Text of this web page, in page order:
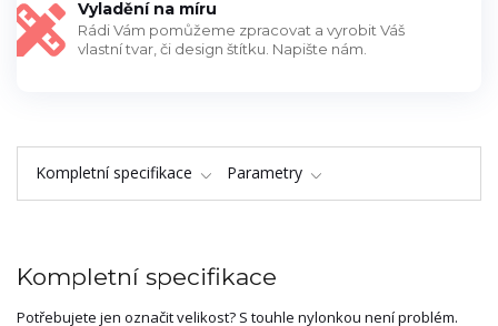
Vyladění na míru
Rádi Vám pomůžeme zpracovat a vyrobit Váš
vlastní tvar, či design štítku. Napište nám.
Kompletní specifikace Parametry
Kompletní specifikace
Potřebujete jen označit velikost? S touhle nylonkou není problém.